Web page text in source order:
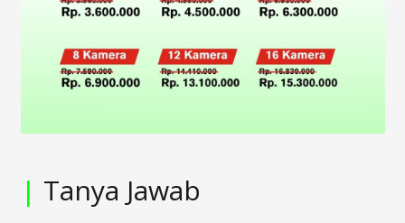
| Tanya Jawab